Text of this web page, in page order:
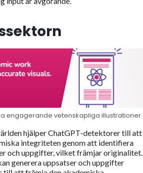
engagerande vetenskapliga illustrationer.
hjälper ChatGPT-detektorer till att
integriteten genom att identifiera
och uppgifter, vilket främjar originalitet.
generera uppsatser och uppgifter